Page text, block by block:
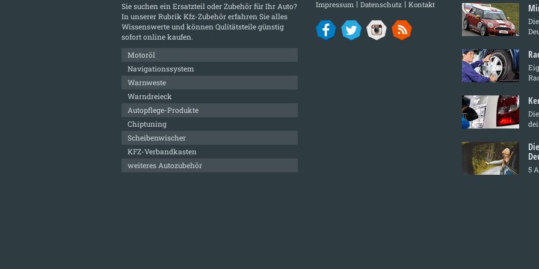
Sie suchen ein Ersatzteil oder Zubehör für Ihr Auto?
In unserer Rubrik Kfz-Zubehörerfahren Sie alles
Wissenswerte und können Qulitätsteile günstig
sofort online kaufen.
Motoröl
Navigationssystem
Warnweste
Warndreieck
Autopflege-Produkte
Chiptuning
Scheibenwischer
KFZ-Verbandkasten
weiteres Autozubehör
Impressum Datenschutz Kontakt
5